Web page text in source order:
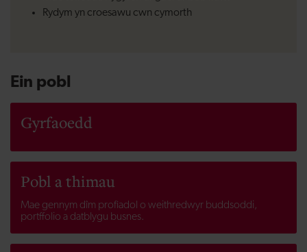
Rydym yn croesawu cwn cymorth
Ein pobl
Gyrfaoedd
Pobl a thimau
Mae gennym dîm profiadol o weithredwyr buddsoddi,
portffolio a datblygu busnes.